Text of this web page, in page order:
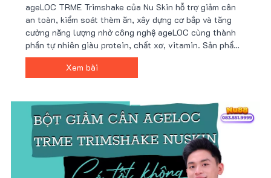
ageLOC TRME Trimshake của Nu Skin hỗ trợ giảm cân
an toàn, kiểm soát thèm ăn, xây dựng cơ bắp và tăng
cường năng lượng nhờ công nghệ ageLOC cùng thành
phần tự nhiên giàu protein, chất xơ, vitamin. Sản phẩm
tiện lợi, dễ sử dụng, phù hợp lối sống bận rộn và mục
tiêu sức khỏe. Giá ưu đãi tại Nu88!
Xem bài